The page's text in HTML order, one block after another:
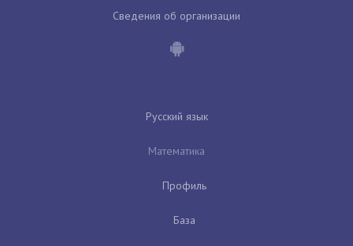
Сведения об организации
Русский язык
Математика
Профиль
База